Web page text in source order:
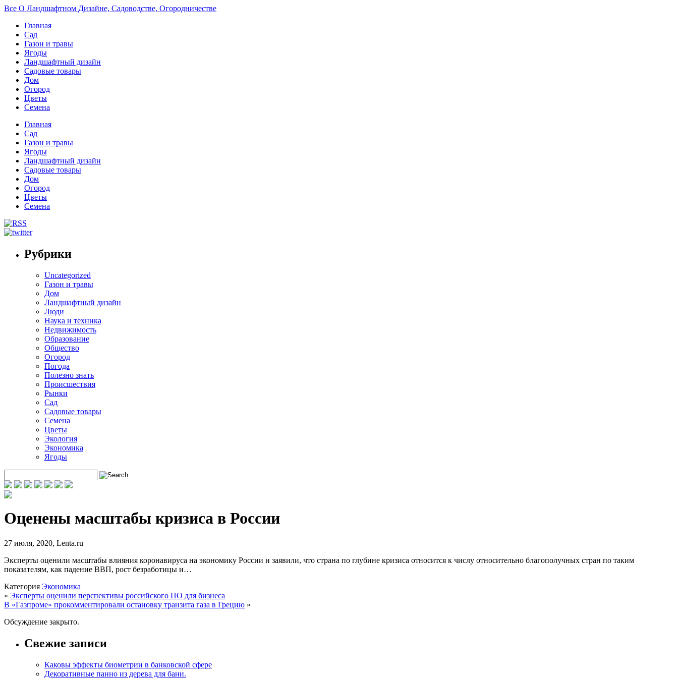
Все О Ландшафтном Дизайне, Садоводстве, Огородничестве
Главная
Сад
Газон и травы
Ягоды
Ландшафтный дизайн
Садовые товары
Дом
Огород
Цветы
Семена
Главная
Сад
Газон и травы
Ягоды
Ландшафтный дизайн
Садовые товары
Дом
Огород
Цветы
Семена
Рубрики
Uncategorized
Газон и травы
Дом
Ландшафтный дизайн
Люди
Наука и техника
Недвижимость
Образование
Общество
Огород
Погода
Полезно знать
Происшествия
Рынки
Сад
Садовые товары
Семена
Цветы
Экология
Экономика
Ягоды
Оценены масштабы кризиса в России
27 июля, 2020, Lenta.ru
Эксперты оценили масштабы влияния коронавируса на экономику России и заявили, что страна по глубине кризиса относится к числу относительно благополучных стран по таким
показателям, как падение ВВП, рост безработицы и…
Категория Экономика
« Эксперты оценили перспективы российского ПО для бизнеса
В «Газпроме» прокомментировали остановку транзита газа в Грецию »
Обсуждение закрыто.
Свежие записи
Каковы эффекты биометрии в банковской сфере
Декоративные панно из дерева для бани.